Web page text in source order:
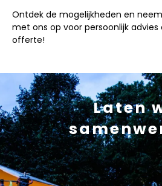
Ontdek de mogelijkheden en
met ons op voor persoonlijk
offerte!
Laten